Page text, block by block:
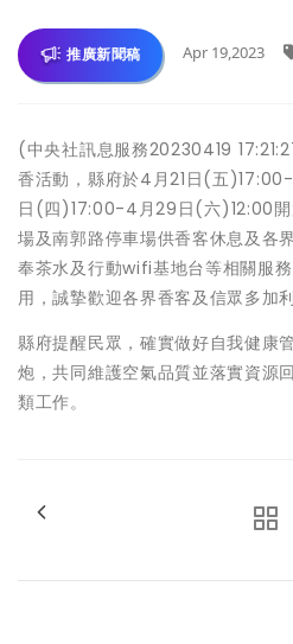
推廣新聞稿 Apr 19,2023
(中央社訊息服務20230419
香活動，縣府於4月21日(五
日(四)17:00-4月29日(六)12:00開
場及南郭路停車場供香客休息及各
奉茶水及行動wifi基地台等相關服
用，誠摯歡迎各界香客及信眾多加利
縣府提醒民眾，確實做好自我健康
炮，共同維護空氣品質並落實資源
類工作。